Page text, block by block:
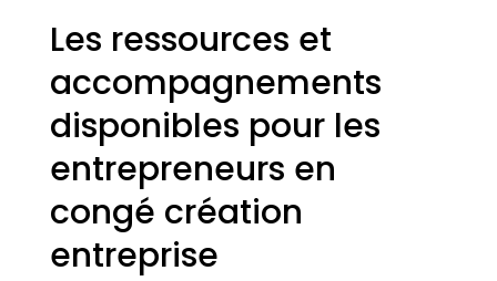
Les ressources et
accompagnements
disponibles pour les
entrepreneurs en
congé création
entreprise